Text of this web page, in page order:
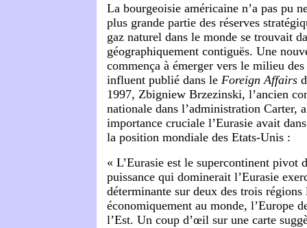
La bourgeoisie américaine n’a pas pu
plus grande partie des réserves
gaz naturel dans le monde se trouvait
géographiquement contiguës. Une
commença à émerger vers le milieu
influent publié dans le Foreign Affairs
1997, Zbigniew Brzezinski, l’ancien
nationale dans l’administration Carter,
importance cruciale l’Eurasie avait
la position mondiale des Etats-Unis :
« L’Eurasie est le supercontinent pivot
puissance qui dominerait l’Eurasie
déterminante sur deux des trois
économiquement au monde, l’Europe
l’Est. Un coup d’œil sur une carte